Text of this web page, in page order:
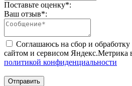
Поставьте оценку*:
Ваш отзыв*:
Соглашаюсь на сбор и
сайтом и сервисом Яндекс.Метрика
политикой конфиденциальности
Отправить